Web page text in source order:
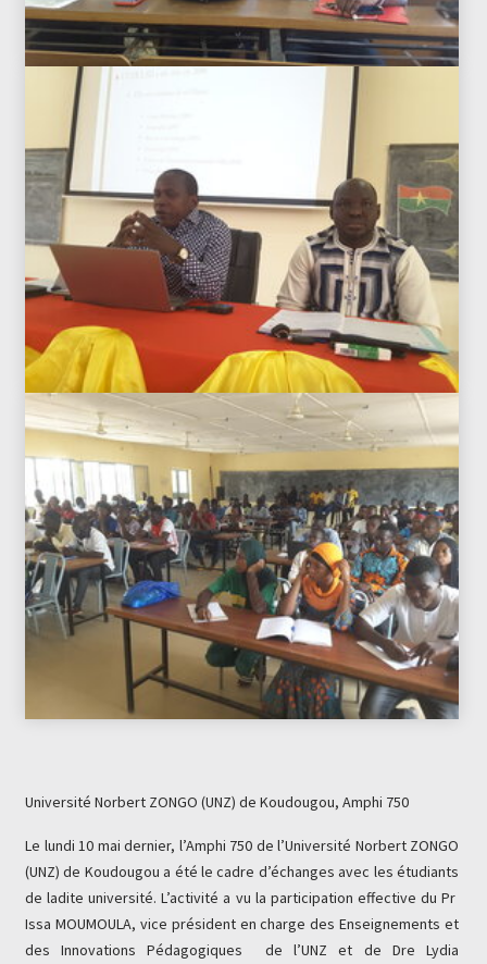
Université Norbert ZONGO (UNZ) de Koudougou, Amphi 750
Le lundi 10 mai dernier, l’Amphi 750 de l’Université Norbert ZONGO
(UNZ) de Koudougou a été le cadre d’échanges avec les étudiants
de ladite université. L’activité a vu la participation effective du Pr
Issa MOUMOULA, vice président en charge des Enseignements et
des Innovations Pédagogiques de l’UNZ et de Dre Lydia